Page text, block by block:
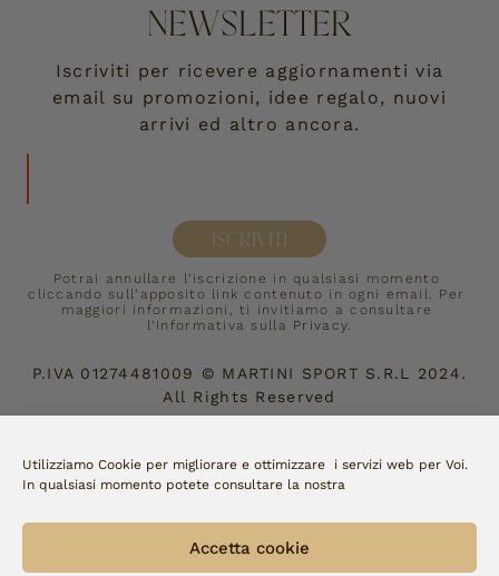
Utilizziamo Cookie per migliorare e ottimizzare i servizi web per Voi.
In qualsiasi momento potete consultare la nostra
Accetta cookie
NEWSLETTER
Iscriviti per ricevere aggiornamenti via
email su promozioni, idee regalo, nuovi
arrivi ed altro ancora.
ISCRIVITI
Potrai annullare l’iscrizione in qualsiasi momento
cliccando sull’apposito link contenuto in ogni email. Per
maggiori informazioni, ti invitiamo a consultare
l’Informativa sulla Privacy.
P.IVA 01274481009 © MARTINI SPORT S.R.L 2024.
All Rights Reserved